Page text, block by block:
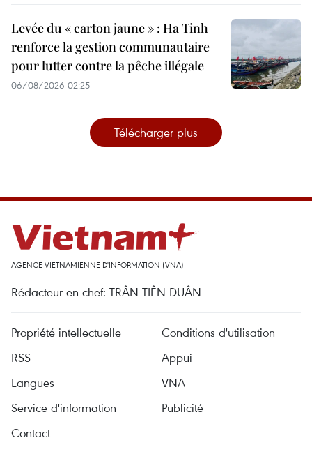
Levée du « carton jaune » : Ha Tinh
renforce la gestion communautaire
pour lutter contre la pêche illégale
06/08/2026 02:25
Télécharger plus
AGENCE VIETNAMIENNE D'INFORMATION (VNA)
Rédacteur en chef: TRÂN TIÊN DUÂN
Propriété intellectuelle
Conditions d'utilisation
RSS
Appui
Langues
VNA
Service d'information
Publicité
Contact